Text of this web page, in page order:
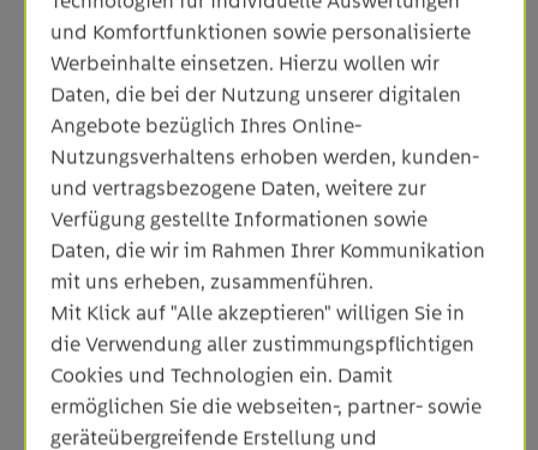
Energiewende in unserer Region und in der
Kommune Mögglingen gemeinsam zu gestalten“,
betont Sebastian Maier, Aufsichtsratsvorsitzender
der Netze ODR.
Während die ODR bzw. ihre
Vorgängerunternehmen die Region bereits seit 1911
nach und nach mit Elektrizität erschlossen haben,
begann die Gasversorgung in Mögglingen im Jahr
1987. Seitdem besteht eine vertrauensvolle
Zusammenarbeit, die auch weiterhin Bestand
haben wird.
und Komfortfunktionen sowie personalisierte
Werbeinhalte einsetzen. Hierzu wollen wir
Daten, die bei der Nutzung unserer digitalen
Angebote bezüglich Ihres Online-
Nutzungsverhaltens erhoben werden, kunden-
und vertragsbezogene Daten, weitere zur
Verfügung gestellte Informationen sowie
Daten, die wir im Rahmen Ihrer Kommunikation
mit uns erheben, zusammenführen.
Mit Klick auf "Alle akzeptieren" willigen Sie in
die Verwendung aller zustimmungspflichtigen
Cookies und Technologien ein. Damit
ermöglichen Sie die webseiten-, partner- sowie
geräteübergreifende Erstellung und